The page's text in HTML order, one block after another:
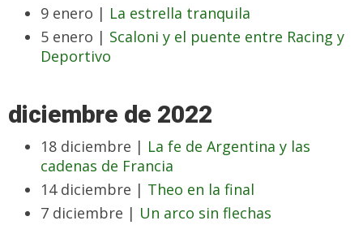
9 enero | La estrella tranquila
5 enero | Scaloni y el puente entre Racing y
Deportivo
diciembre de 2022
18 diciembre | La fe de Argentina y las
cadenas de Francia
14 diciembre | Theo en la final
7 diciembre | Un arco sin flechas